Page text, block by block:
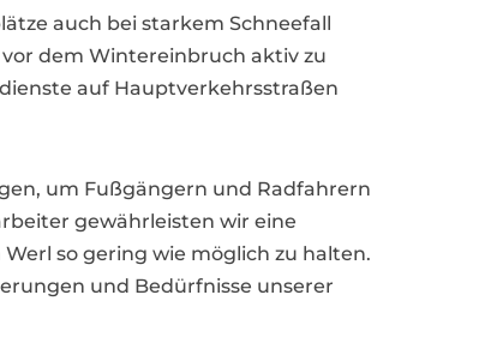
auch bei starkem Schneefall
dem Wintereinbruch aktiv zu
auf Hauptverkehrsstraßen
um Fußgängern und Radfahrern
gewährleisten wir eine
so gering wie möglich zu halten.
und Bedürfnisse unserer